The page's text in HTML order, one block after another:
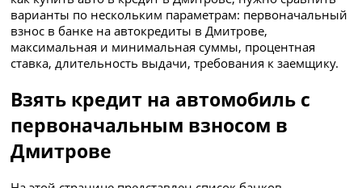
варианты по нескольким параметрам: первоначальный
взнос в банке на автокредиты в Дмитрове,
максимальная и минимальная суммы, процентная
ставка, длительность выдачи, требования к заемщику.
Взять кредит на автомобиль с
первоначальным взносом в
Дмитрове